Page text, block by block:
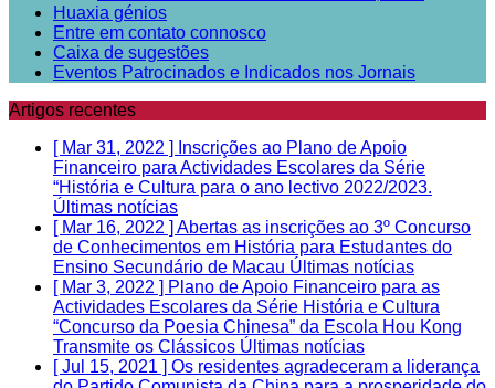
Huaxia génios
Entre em contato connosco
Caixa de sugestões
Eventos Patrocinados e Indicados nos Jornais
Artigos recentes
[ Mar 31, 2022 ]
Inscrições ao Plano de Apoio
Financeiro para Actividades Escolares da Série
“História e Cultura para o ano lectivo 2022/2023.
Últimas notícias
[ Mar 16, 2022 ] Abertas as inscrições ao 3º Concurso
de Conhecimentos em História para Estudantes do
Ensino Secundário de Macau Últimas notícias
[ Mar 3, 2022 ] Plano de Apoio Financeiro para as
Actividades Escolares da Série História e Cultura
“Concurso da Poesia Chinesa” da Escola Hou Kong
Transmite os Clássicos Últimas notícias
[ Jul 15, 2021 ] Os residentes agradeceram a liderança